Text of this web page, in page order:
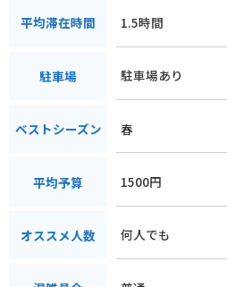
平均滞在時間 1.5時間
駐車場 駐車場あり
ベストシーズン 春
平均予算 1500円
オススメ人数 何人でも